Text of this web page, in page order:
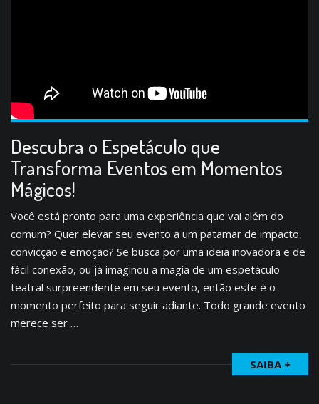
Descubra o Espetáculo que
Transforma Eventos em Momentos
Mágicos!
Você está pronto para uma experiência que vai além do
comum? Quer elevar seu evento a um patamar de impacto,
convicção e emoção? Se busca por uma ideia inovadora e de
fácil conexão, ou já imaginou a magia de um espetáculo
teatral surpreendente em seu evento, então este é o
momento perfeito para seguir adiante. Todo grande evento
merece ser …
SAIBA +